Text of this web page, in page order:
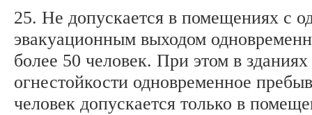
25. Не допускается в помещениях с
эвакуационным выходом
более 50 человек. При этом в
огнестойкости одновременное
человек допускается только в